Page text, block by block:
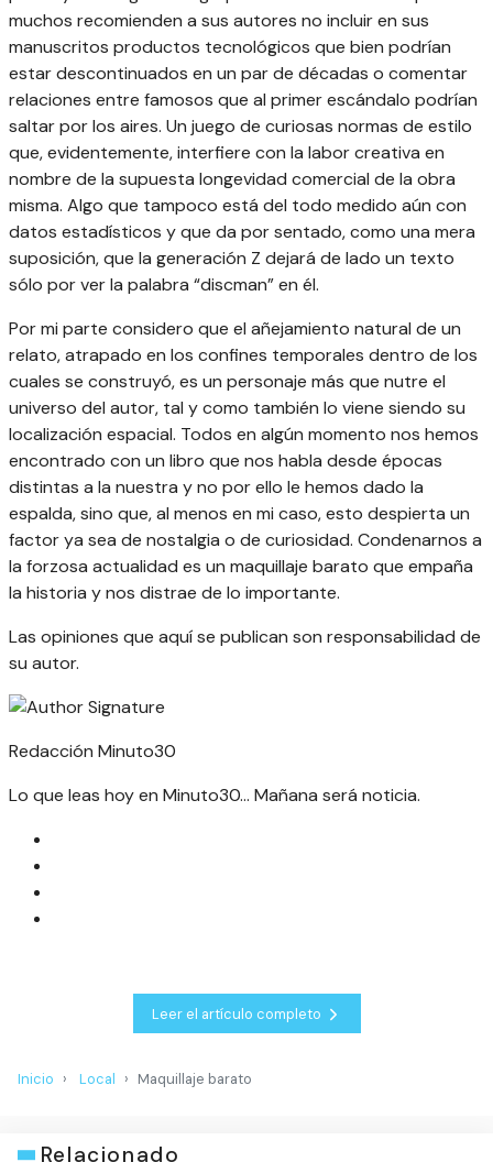
muchos recomienden a sus autores no incluir en sus
manuscritos productos tecnológicos que bien podrían
estar descontinuados en un par de décadas o comentar
relaciones entre famosos que al primer escándalo podrían
saltar por los aires. Un juego de curiosas normas de estilo
que, evidentemente, interfiere con la labor creativa en
nombre de la supuesta longevidad comercial de la obra
misma. Algo que tampoco está del todo medido aún con
datos estadísticos y que da por sentado, como una mera
suposición, que la generación Z dejará de lado un texto
sólo por ver la palabra “discman” en él.
Por mi parte considero que el añejamiento natural de un
relato, atrapado en los confines temporales dentro de los
cuales se construyó, es un personaje más que nutre el
universo del autor, tal y como también lo viene siendo su
localización espacial. Todos en algún momento nos hemos
encontrado con un libro que nos habla desde épocas
distintas a la nuestra y no por ello le hemos dado la
espalda, sino que, al menos en mi caso, esto despierta un
factor ya sea de nostalgia o de curiosidad. Condenarnos a
la forzosa actualidad es un maquillaje barato que empaña
la historia y nos distrae de lo importante.
Las opiniones que aquí se publican son responsabilidad de
su autor.
Redacción Minuto30
Lo que leas hoy en Minuto30... Mañana será noticia.
Leer el artículo completo
Inicio Local Maquillaje barato
Relacionado